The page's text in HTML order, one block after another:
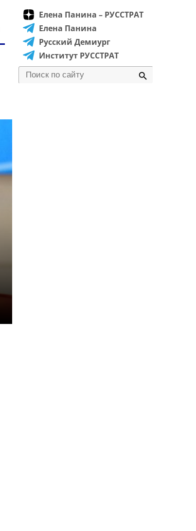
Елена Панина – РУССТРАТ
Елена Панина
Русский Демиург
Институт РУССТРАТ